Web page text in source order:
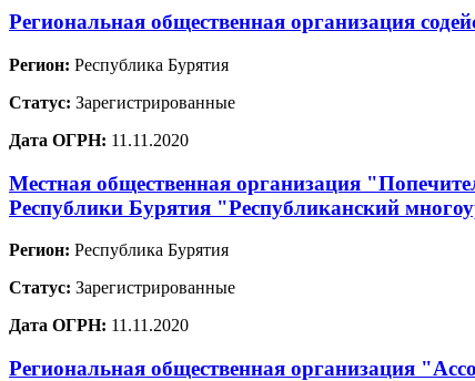
Региональная общественная организация
Регион: Республика Бурятия
Статус: Зарегистрированные
Дата ОГРН: 11.11.2020
Местная общественная организация
Республики Бурятия "Республиканский
Регион: Республика Бурятия
Статус: Зарегистрированные
Дата ОГРН: 11.11.2020
Региональная общественная организация